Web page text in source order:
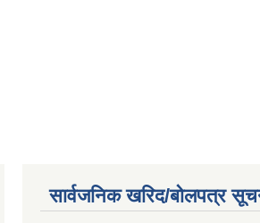
सार्वजनिक खरिद/बोलपत्र